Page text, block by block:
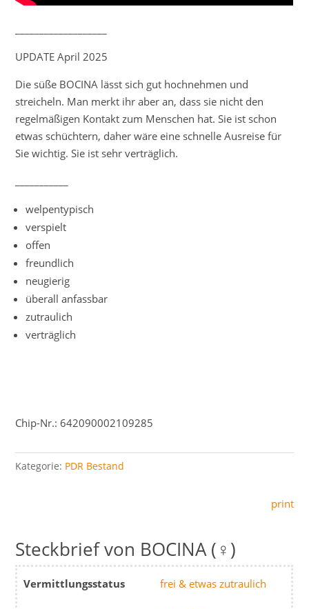
UPDATE April 2025
Die süße BOCINA lässt sich gut hochnehmen und
streicheln. Man merkt ihr aber an, dass sie nicht den
regelmäßigen Kontakt zum Menschen hat. Sie ist schon
etwas schüchtern, daher wäre eine schnelle Ausreise für
Sie wichtig. Sie ist sehr verträglich.
welpentypisch
verspielt
offen
freundlich
neugierig
überall anfassbar
zutraulich
verträglich
Chip-Nr.: 642090002109285
Kategorie: PDR Bestand
print
BOCINA (♀)
Vermittlungsstatus frei & etwas zutraulich